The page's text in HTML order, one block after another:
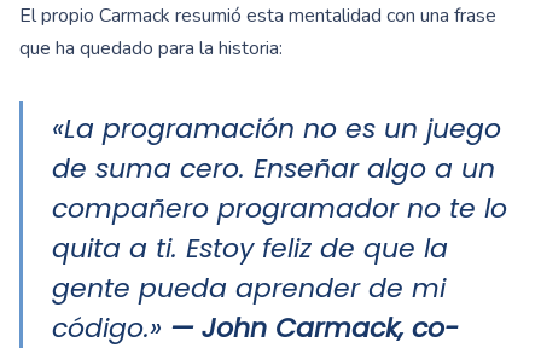
El propio Carmack resumió esta mentalidad con una frase
que ha quedado para la historia:
«La programación no es un juego
de suma cero. Enseñar algo a un
compañero programador no te lo
quita a ti. Estoy feliz de que la
gente pueda aprender de mi
código.» — John Carmack, co-